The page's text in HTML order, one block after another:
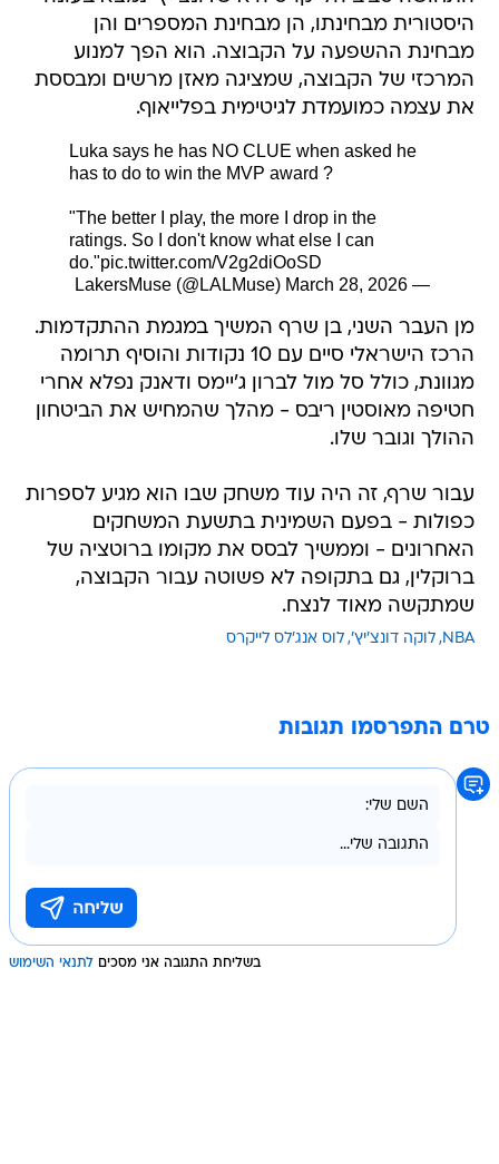
היסטורית מבחינתו, הן מבחינת המספרים והן
מבחינת ההשפעה על הקבוצה. הוא הפך למנוע
המרכזי של הקבוצה, שמציגה מאזן מרשים ומבססת
את עצמה כמועמדת לגיטימית בפלייאוף.
Luka says he has NO CLUE when asked he
has to do to win the MVP award ?
"The better I play, the more I drop in the
ratings. So I don't know what else I can
do."pic.twitter.com/V2g2diOoSD
— LakersMuse (@LALMuse)
March 28, 2026
מן העבר השני, בן שרף המשיך במגמת ההתקדמות.
הרכז הישראלי סיים עם 10 נקודות והוסיף תרומה
מגוונת, כולל סל מול לברון ג'יימס ודאנק נפלא אחרי
חטיפה מאוסטין ריבס - מהלך שהמחיש את הביטחון
ההולך וגובר שלו.
עבור שרף, זה היה עוד משחק שבו הוא מגיע לספרות
כפולות - בפעם השמינית בתשעת המשחקים
האחרונים - וממשיך לבסס את מקומו ברוטציה של
ברוקלין, גם בתקופה לא פשוטה עבור הקבוצה,
שמתקשה מאוד לנצח.
NBA לוקה דונצ'יץ' לוס אנג'לס לייקרס
טרם התפרסמו תגובות
בשליחת התגובה אני מסכים לתנאי השימוש